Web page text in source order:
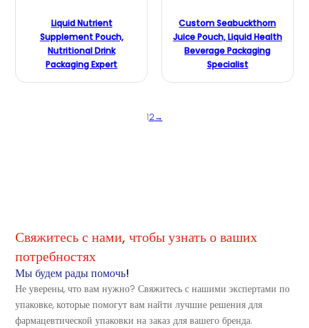
Liquid Nutrient
Supplement Pouch,
Nutritional Drink
Packaging Expert
Custom Seabuckthorn
Juice Pouch, Liquid Health
Beverage Packaging
Specialist
12→
Свяжитесь с нами, чтобы узнать о ваших
потребностях
Мы будем рады помочь!
Не уверены, что вам нужно? Свяжитесь с нашими экспертами по
упаковке, которые помогут вам найти лучшие решения для
фармацевтической упаковки на заказ для вашего бренда.